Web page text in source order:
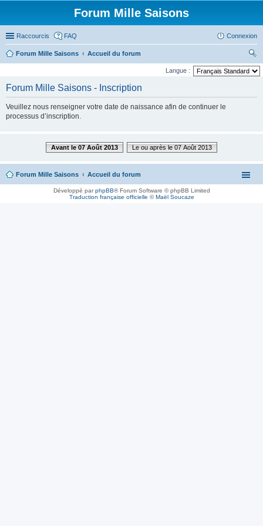
Forum Mille Saisons
Raccourcis FAQ Connexion
Forum Mille Saisons
Accueil du forum
ec
ch
Langue :
Forum Mille Saisons - Inscription
Veuillez nous renseigner votre date de naissance afin de continuer le
processus d’inscription.
Avant le 07 Août 2013 Le ou après le 07 Août 2013
Forum Mille Saisons Accueil du forum
Développé parphpBB® Forum Software © phpBB Limited
Traduction française officielle ©Maël Soucaze